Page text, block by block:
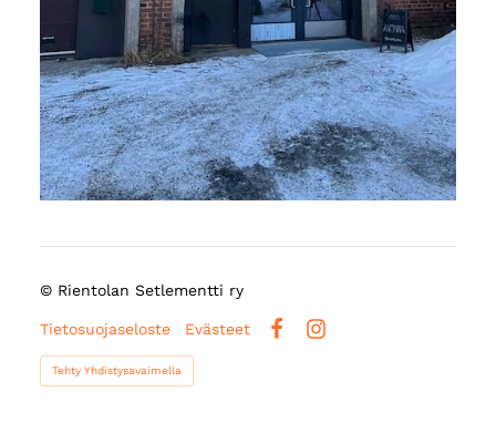
© Rientolan Setlementti ry
Tietosuojaseloste
Evästeet
Tehty Yhdistysavaimella